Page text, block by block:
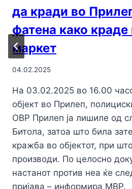
да кради во
фатена како
маркет
04.02.2025
На 03.02.2025 во 16.00
објект во Прилеп,
ОВР Прилеп ја лишиле од
Битола, затоа што била
кражба во објектот, при
производи. По целосно
настанот против неа ќе
пријава – информира МВР.